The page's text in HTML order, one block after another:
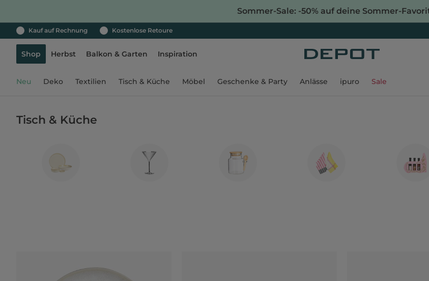
Sommer-Sale: -50% auf deine Sommer-
Kauf auf Rechnung Kostenlose Retoure
Shop Herbst Balkon & Garten Inspiration
Neu Deko Textilien Tisch & Küche Möbel Geschenke & Party Anlässe ipuro Sale
Tisch & Küche